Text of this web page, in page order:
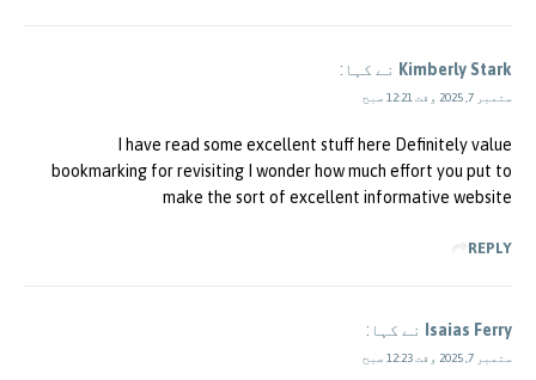
Kimberly Stark نے کہا:
ستمبر 7, 2025 وقت 12:21 صبح
I have read some excellent stuff here Definitely value
bookmarking for revisiting I wonder how much effort you put to
make the sort of excellent informative website
REPLY
Isaias Ferry نے کہا:
ستمبر 7, 2025 وقت 12:23 صبح